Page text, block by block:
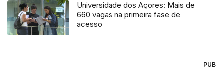
Universidade dos Açores: Mais de
660 vagas na primeira fase de
acesso
PUB